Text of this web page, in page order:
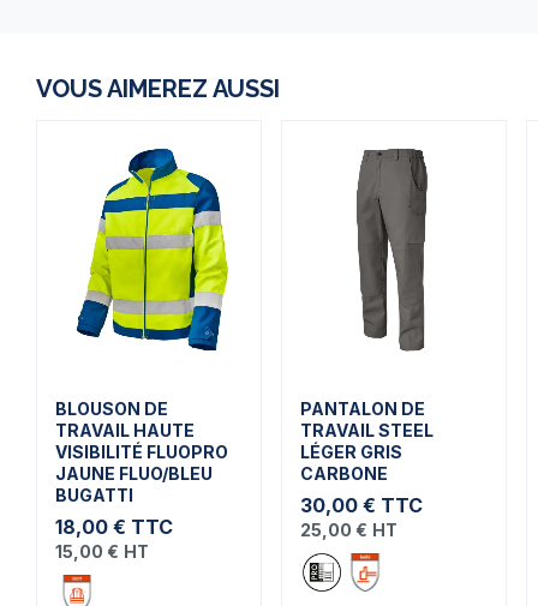
VOUS AIMEREZ AUSSI
BLOUSON DE
TRAVAIL HAUTE
VISIBILITÉ FLUOPRO
JAUNE FLUO/BLEU
BUGATTI
18,00 € TTC
15,00 € HT
PANTALON DE
TRAVAIL STEEL
LÉGER GRIS
CARBONE
30,00 € TTC
25,00 € HT